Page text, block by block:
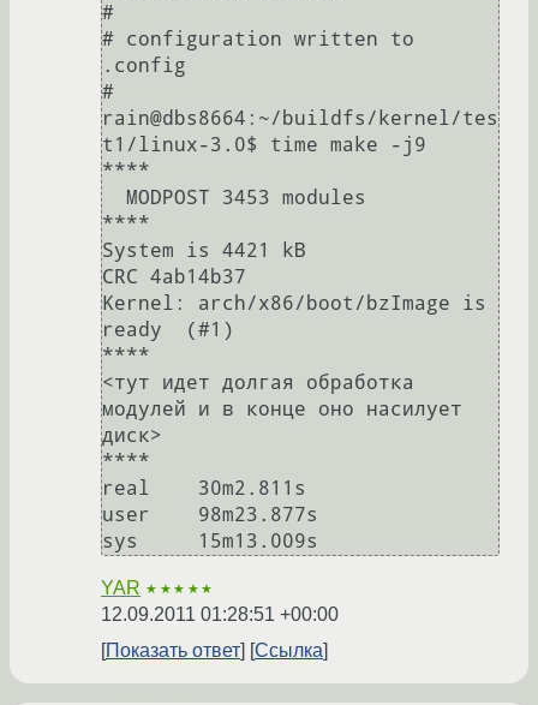
#
# configuration written to
.config
#
rain@dbs8664:~/buildfs/kernel/tes
t1/linux-3.0$ time make -j9
****
****
System is 4421 kB
CRC 4ab14b37
Kernel: arch/x86/boot/bzImage is
ready  (#1)
****
<тут идет долгая обработка
модулей и в конце оно насилует
диск>
****
real    30m2.811s
user    98m23.877s
YAR ★★★★★
12.09.2011 01:28:51 +00:00
Показать ответ
Ссылка